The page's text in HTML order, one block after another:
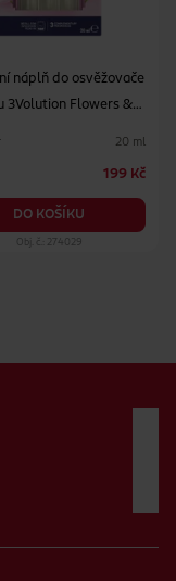
náplň do osvěžovače
3Volution Flowers &
20 ml
199 Kč
DO KOŠÍKU
Obj. č.: 274029